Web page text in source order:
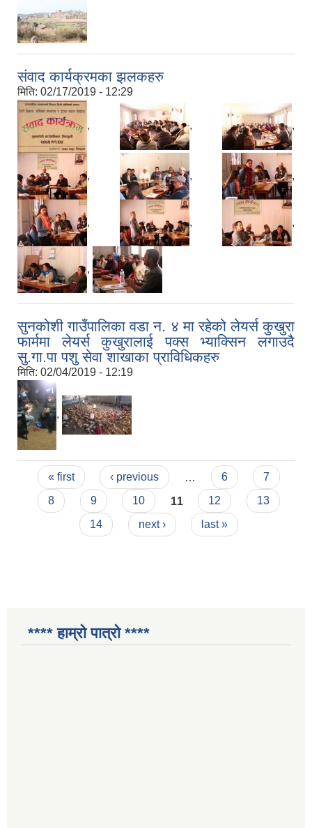
संवाद कार्यक्रमका झलकहरु
मिति: 02/17/2019 - 12:29
, , ,
, , ,
, , ,
,
सुनकोशी गाउँपालिका वडा न‍‌. ४ मा रहेको लेयर्स कुखुरा
फार्ममा लेयर्स कुखुरालाई पक्स भ्याक्सिन लगाउदै
सु.गा.पा पशु सेवा शाखाका प्राविधिकहरु
मिति: 02/04/2019 - 12:19
,
Pages
« first ‹ previous 6
7
8
9 10 11 12
13
14
next › last »
**** हाम्रो पात्रो ****